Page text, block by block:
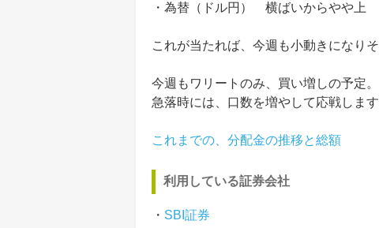
・為替（ドル円） 横ばいからやや上
これが当たれば、今週も小動きになり
今週もワリートのみ、買い増しの予定。
急落時には、口数を増やして応戦します
これまでの、分配金の推移と総額
利用している証券会社
・ SBI証券